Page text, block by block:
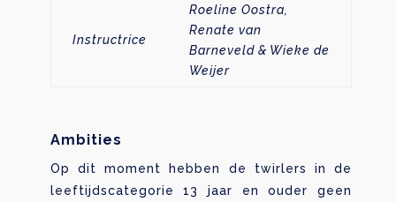
Instructrice
Roeline Oostra,
Renate van
Barneveld & Wieke de
Weijer
Ambities
Op dit moment hebben de twirlers in de
leeftijdscategorie 13 jaar en ouder geen